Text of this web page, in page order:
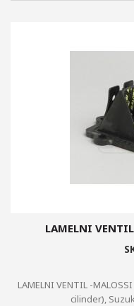
LAMELNI
LAMELNI VENTIL -
cilinder),